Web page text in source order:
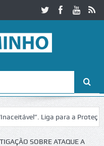
Liga para a Proteção da
Igreja do Castelo de Cerveira
SOBRE ATAQUE A